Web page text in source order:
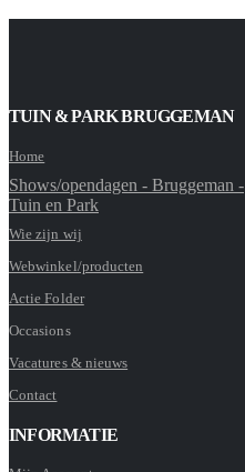
TUIN & PARK BRUGGEMAN
Home
Shows/opendagen - Bruggeman -
Tuin en Park
Wie zijn wij
Webwinkel/producten
Actie Folder
Occasions
Vacatures & nieuws
Contact
INFORMATIE